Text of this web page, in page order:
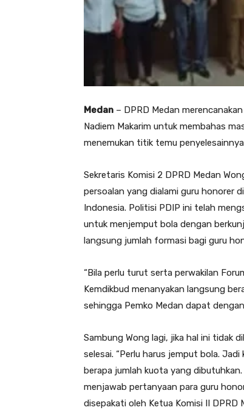
Medan – DPRD Medan
Nadiem Makarim untuk membahas
menemukan titik temu
Sekretaris Komisi 2 DPRD Medan
persoalan yang dialami guru honorer
Indonesia. Politisi PDIP ini telah
untuk menjemput bola dengan
langsung jumlah formasi bagi guru
“Bila perlu turut serta perwakilan
Kemdikbud menanyakan langsung
sehingga Pemko Medan dapat
Sambung Wong lagi, jika hal ini tidak
selesai. “Perlu harus jemput bola.
berapa jumlah kuota yang
menjawab pertanyaan para guru
disepakati oleh Ketua Komisi II